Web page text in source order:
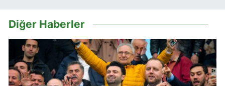
Diğer Haberler